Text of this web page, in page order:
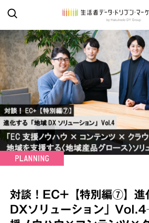
対談！EC+【特別編⑦】進
DXソリューション」